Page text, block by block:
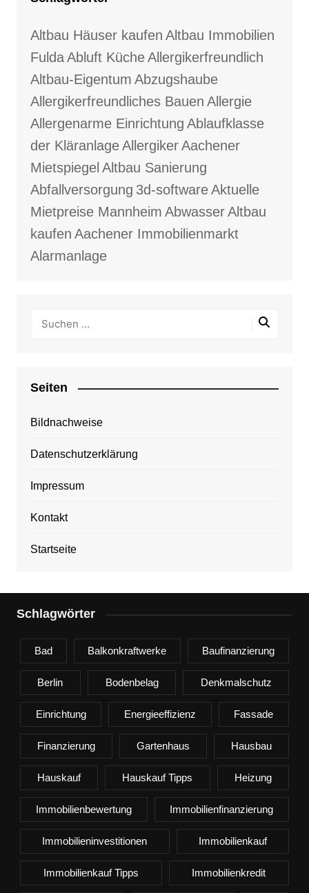
Altbau Häuser kaufen Altbau Immobilien
FuldaAbluft KücheAllergikerfreundlich
Altbau-Eigentum Abzugshaube
Allergikerfreundliches Bauen Allergie
Allergenarme Einrichtung Ablaufklasse
der KläranlageAllergikerAachener
Mietspiegel Altbau Sanierung
Abfallversorgung 3d-softwareAktuelle
Mietpreise Mannheim AbwasserAltbau
kaufen Aachener Immobilienmarkt
Alarmanlage
Seiten
Bildnachweise
Datenschutzerklärung
Impressum
Kontakt
Startseite
Schlagwörter
Bad Balkonkraftwerke Baufinanzierung
Berlin Bodenbelag Denkmalschutz
Einrichtung Energieeffizienz Fassade
Finanzierung Gartenhaus Hausbau
Hauskauf Hauskauf Tipps Heizung
Immobilienbewertung Immobilienfinanzierung
Immobilieninvestitionen Immobilienkauf
Immobilienkauf Tipps Immobilienkredit